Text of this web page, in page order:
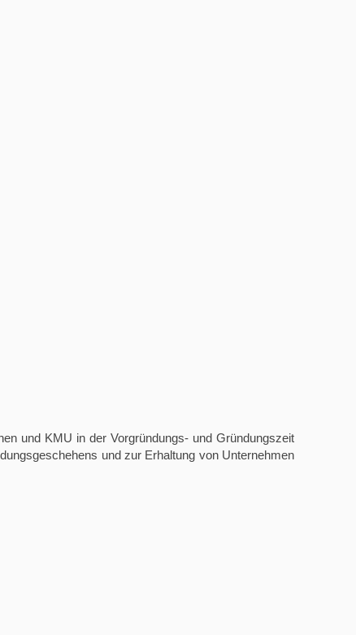
und KMU in der Vorgründungs- und Gründungszeit
und zur Erhaltung von Unternehmen